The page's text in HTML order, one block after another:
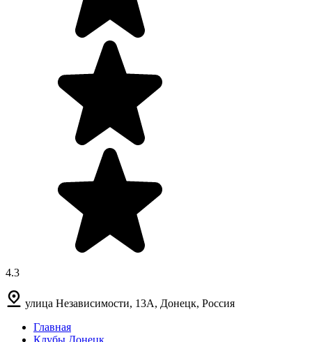
4.3
улица Независимости, 13А, Донецк, Россия
Главная
Клубы Донецк